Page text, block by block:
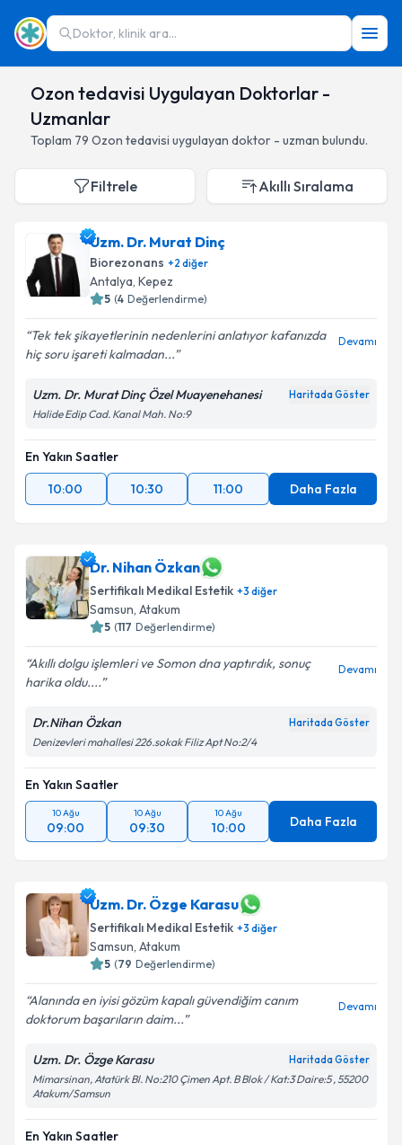
Doktor, klinik ara...
Ozon tedavisi Uygulayan Doktorlar -
Uzmanlar
Toplam 79 Ozon tedavisi uygulayan doktor - uzman bulundu.
Filtrele Akıllı Sıralama
Uzm. Dr. Murat Dinç
Biorezonans +2 diğer
Antalya, Kepez
5 (4 Değerlendirme)
Tek tek şikayetlerinin nedenlerini anlatıyor kafanızda
hiç soru işareti kalmadan...
Devamı
Uzm. Dr. Murat Dinç Özel Muayenehanesi Haritada Göster
Halide Edip Cad. Kanal Mah. No:9
En Yakın Saatler
10:00
10:30 11:00 Daha Fazla
Dr. Nihan Özkan
Sertifikalı Medikal Estetik +3 diğer
Samsun, Atakum
5 (117 Değerlendirme)
Akıllı dolgu işlemleri ve Somon dna yaptırdık, sonuç
harika oldu....
Devamı
Dr.Nihan Özkan Haritada Göster
Denizevleri mahallesi 226.sokak Filiz Apt No:2/4
En Yakın Saatler
10 Ağu
09:00
10 Ağu
09:30
10 Ağu
10:00 Daha Fazla
Uzm. Dr. Özge Karasu
Sertifikalı Medikal Estetik +3 diğer
Samsun, Atakum
5 (79 Değerlendirme)
Alanında en iyisi gözüm kapalı güvendiğim canım
doktorum başarıların daim...
Devamı
Uzm. Dr. Özge Karasu Haritada Göster
Mimarsinan, Atatürk Bl. No:210 Çimen Apt. B Blok / Kat:3 Daire:5 , 55200
Atakum/Samsun
En Yakın Saatler